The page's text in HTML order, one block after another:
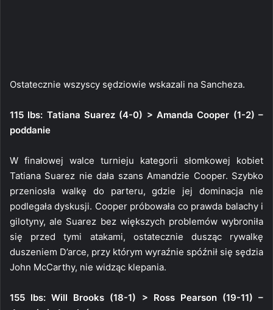
Ostatecznie wszyscy sędziowie wskazali na Sancheza.
115 lbs: Tatiana Suarez (4-0) > Amanda Cooper (1-2) –
poddanie
W finałowej walce turnieju kategorii słomkowej kobiet
Tatiana Suarez nie dała szans Amandzie Cooper. Szybko
przeniosła walkę do parteru, gdzie jej dominacja nie
podlegała dyskusji. Cooper próbowała co prawda balachy i
gilotyny, ale Suarez bez większych problemów wybroniła
się przed tymi atakami, ostatecznie dusząc rywalkę
duszeniem D’arce, przy którym wyraźnie spóźnił się sędzia
John McCarthy, nie widząc klepania.
155 lbs: Will Brooks (18-1) > Ross Pearson (19-11) –